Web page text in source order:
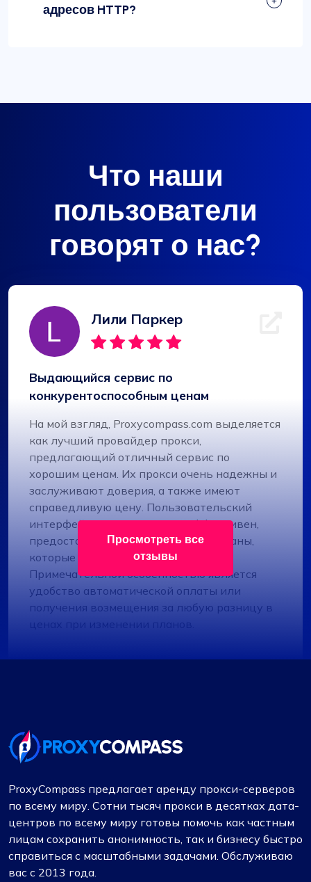
адресов HTTP?
Что наши
пользователи
говорят о нас?
Лили Паркер
Выдающийся сервис по
конкурентоспособным ценам
На мой взгляд, Proxycompass.com выделяется
как лучший провайдер прокси,
предлагающий отличный сервис по
хорошим ценам. Их прокси очень надежны и
заслуживают доверия, а также имеют
справедливую цену. Пользовательский
интерфейс понятен, прост и эффективен,
предоставляет гибкие тарифные планы,
которые можно легко настроить.
Примечательной особенностью является
удобство автоматической оплаты или
получения возмещения за любую разницу в
ценах при изменении планов.
Прокси работают как надо. Все хорошо
Работая на Fineproxy.de, я привык к
определенному уровню обслуживания.
ProxyCompass не только соответствовал
этому, но и превзошел мои ожидания
благодаря расширенным функциям и
надежной системе поддержки.
Просмотреть все
отзывы
ProxyCompass предлагает аренду прокси-серверов
по всему миру. Сотни тысяч прокси в десятках дата-
центров по всему миру готовы помочь как частным
лицам сохранить анонимность, так и бизнесу быстро
справиться с масштабными задачами. Обслуживаю
вас с 2013 года.